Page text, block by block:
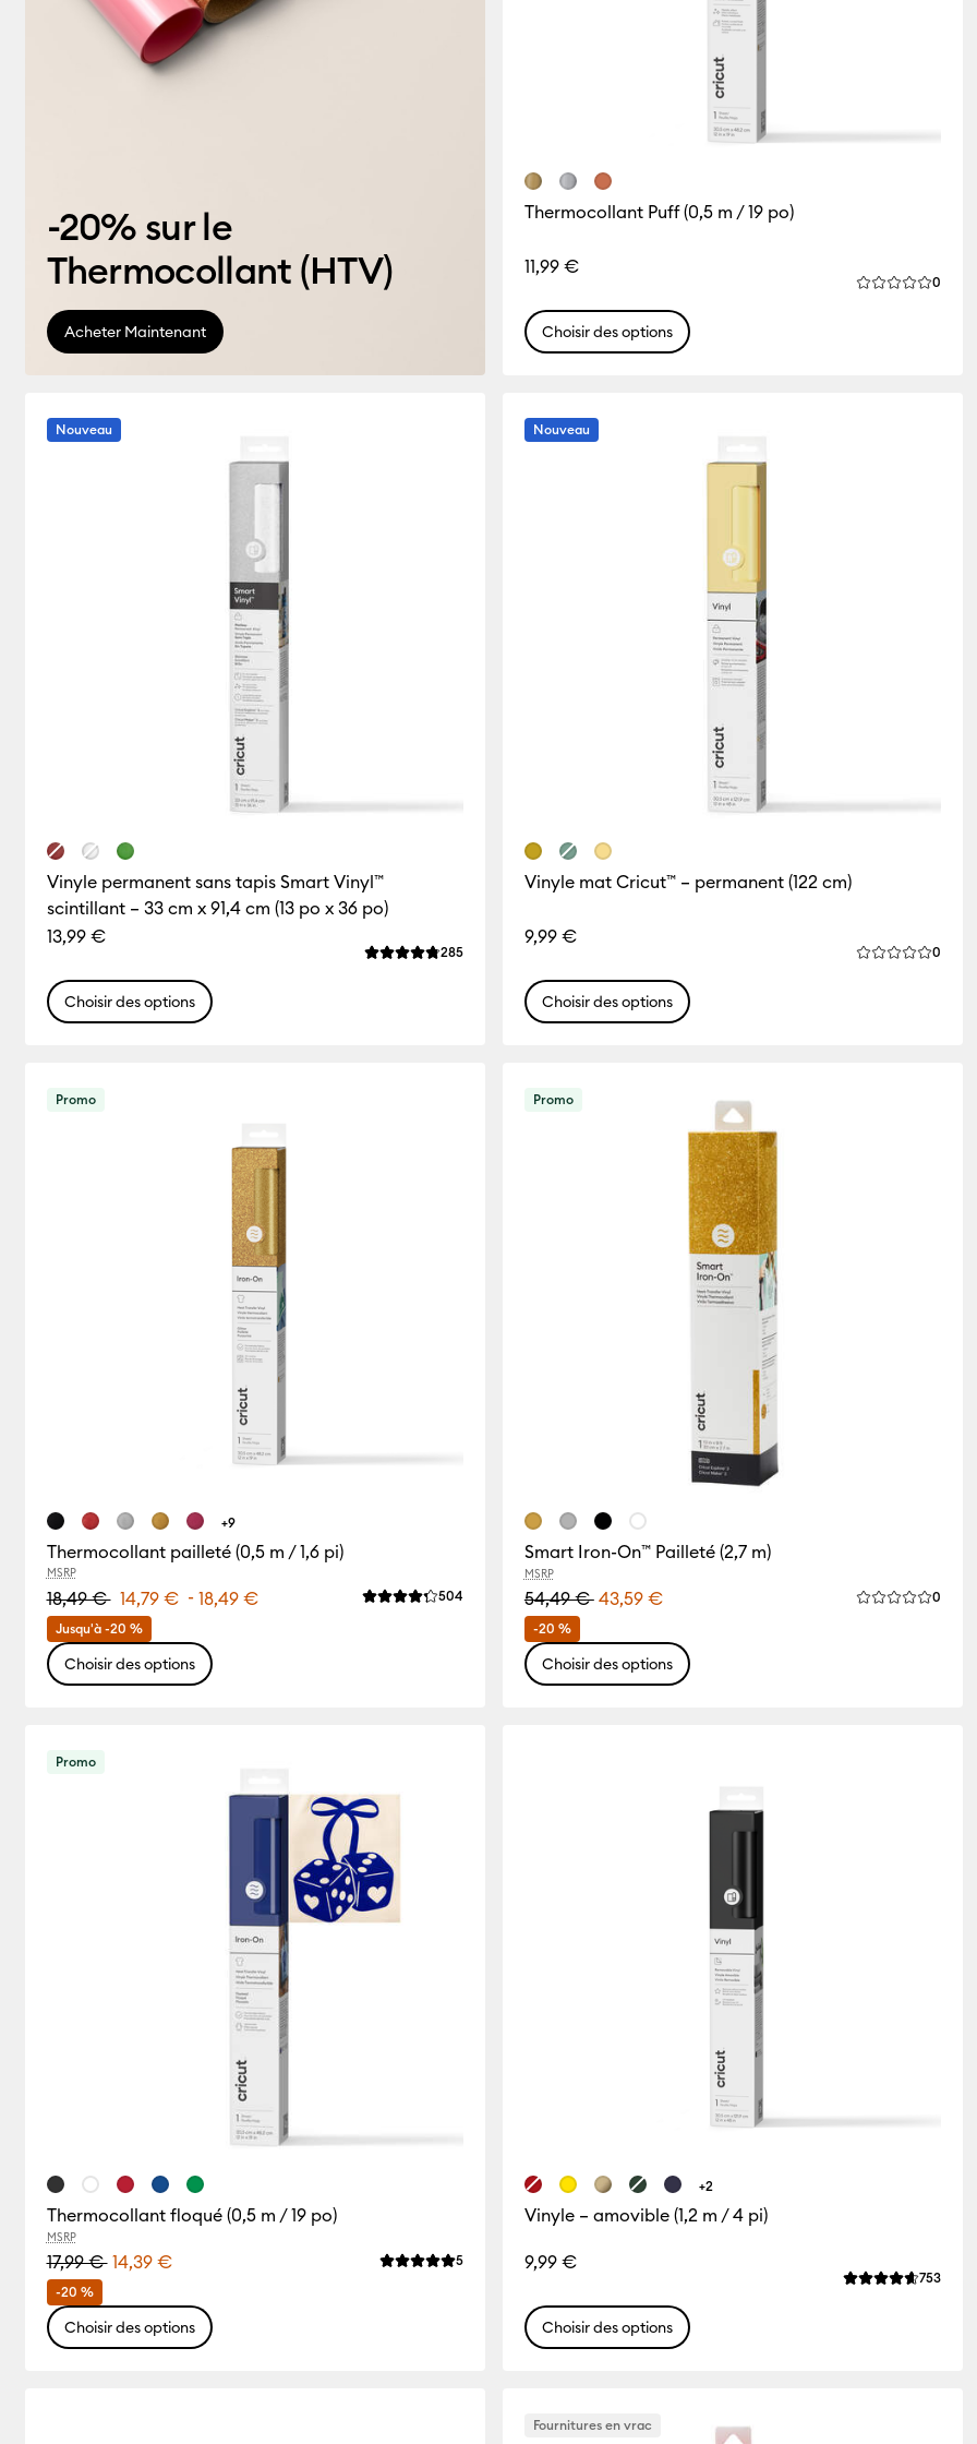
-20% sur le
Thermocollant (HTV)
Acheter Maintenant
Thermocollant Puff (0,5 m / 19 po)
11,99 €
La note
0
Choisir des options
Nouveau
Vinyle permanent sans tapis Smart Vinyl™
scintillant – 33 cm x 91,4 cm (13 po x 36 po)
13,99 €
La note moyenne de ce produit est 4.8 sur 5.
285Reviews
Choisir des options
Nouveau
Vinyle mat Cricut™ – permanent (122 cm)
9,99 €
La note
0
Choisir des options
Promo
Thermocollant pailleté (0,5 m / 1,6 pi)
MSRP
18,49 € 14,79 € - 18,49 €
Jusqu'à -20 %
La note moyenne de ce produit est 4.3 sur 5.
504Reviews
+9
Choisir des options
Promo
Smart Iron-On™ Pailleté (2,7 m)
MSRP
54,49 € 43,59 €
-20 %
La note 0
Choisir des options
Promo
Thermocollant floqué (0,5 m / 19 po)
MSRP
17,99 € 14,39 €
-20 %
La note moyenne de ce produit est 5.0 sur 5.
5Reviews
Choisir des options
Vinyle – amovible (1,2 m / 4 pi)
9,99 €
La note
753
+2
Choisir des options
Fournitures en vrac